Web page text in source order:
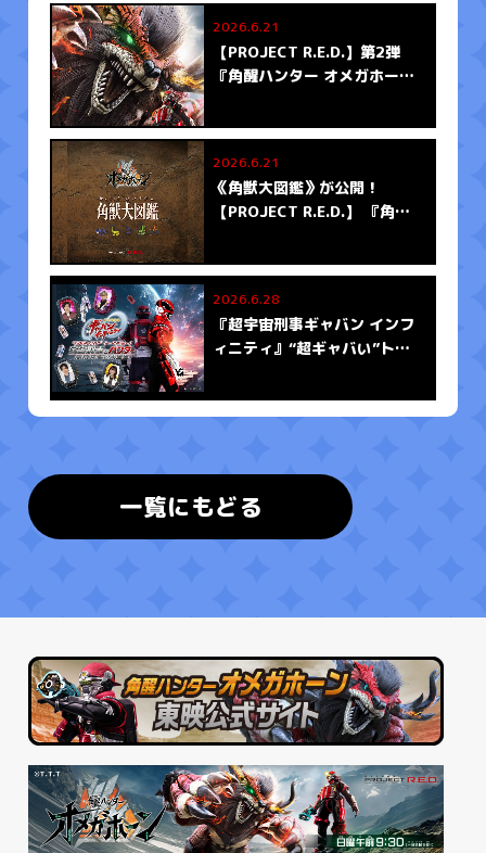
2026.6.21
【PROJECT R.E.D.】第2弾
『角醒ハンター オメガホー
2026.6.21
《角獣大図鑑》が公開！
【PROJECT R.E.D.】 『角醒
2026.6.28
『超宇宙刑事ギャバン インフ
ィニティ』“超ギャバい”トー
突破の大遭遇～
一覧にもどる